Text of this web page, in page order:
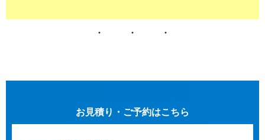
お見積り・ご予約はこちら